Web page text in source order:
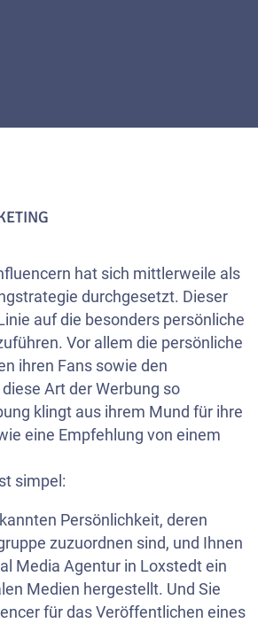
hat sich mittlerweile als
durchgesetzt. Dieser
auf die besonders persönliche
Vor allem die persönliche
ihren Fans sowie den
Art der Werbung so
klingt aus ihrem Mund für ihre
eine Empfehlung von einem
simpel:
Persönlichkeit, deren
zuzuordnen sind, und Ihnen
Media Agentur in Loxstedt ein
Medien hergestellt. Und Sie
für das Veröffentlichen eines